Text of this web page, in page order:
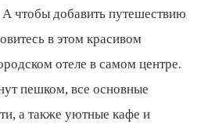
чтобы добавить путешествию
в этом красивом
отеле в самом центре.
пешком, все основные
а также уютные кафе и